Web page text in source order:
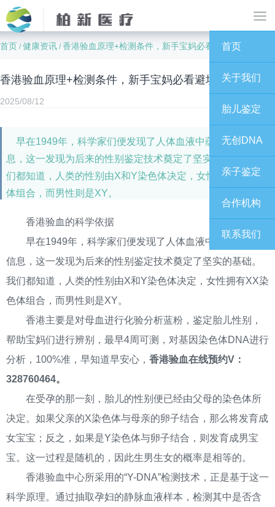
首页
关于我们
胎儿鉴定
无创DNA
亲子鉴定
合作机构
联系我们
首页 /健康资讯 /香港验血原理+检测条件，新手宝妈必看避坑指南！！
香港验血原理+检测条件，新手宝妈必看避坑指南！！
2025/08/12
早在1949年，科学家们便发现了人体血液中蕴含的DNA信
息，这一发现为后来的性别鉴定技术奠定了坚实的基础。我
们都知道，人类的性别由X和Y染色体决定，女性拥有XX染色
体组合，而男性则是XY。
香港验血的科学依据
早在1949年，科学家们便发现了人体血液中蕴含的DNA
信息，这一发现为后来的性别鉴定技术奠定了坚实的基础。
我们都知道，人类的性别由X和Y染色体决定，女性拥有XX染
色体组合，而男性则是XY。
香港主要是对母血进行化验分析蓝粉，鉴定胎儿性别，
帮助宝妈们进行辨别，最早4周可测，对基因染色体DNA进行
分析，100%准，早知道早安心， 香港验血在线预约V：
328760464。
在受孕的那一刻，胎儿的性别便已经由父母的染色体所
决定。如果父亲的X染色体与母亲的卵子结合，那么将发育成
女宝宝；反之，如果是Y染色体与卵子结合，则发育成男宝
宝。这一过程是随机的，因此生男生女的概率是相等的。
香港验血中心所采用的“Y-DNA”检测技术，正是基于这一
科学原理。通过抽取孕妇的静脉血液样本，检测其中是否含